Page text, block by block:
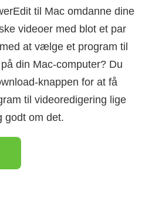
til Mac omdanne dine
videoer med blot et par
at vælge et program til
din Mac-computer? Du
knappen for at få
til videoredigering lige
godt om det.